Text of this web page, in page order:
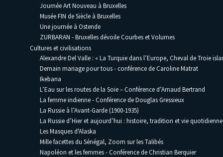
Journée Art Nouveau à Bruxelles
Musée FIN de Siècle à Bruxelles
Une journée à Ostende
ZURBARAN - Bruxelles dévoile Courbes et Volumes
Cultures et civilisations
Alexandre Del Valle : « La Turquie dans l’Europe, Cheval de Troie
Demain mariage pour tous - conférence de Caroline Matrat
Ikebana
L’Eau sur les routes de la Soie – Conférence d’Arnaud Bertrand
La femme indienne - Conférence de Douglas Gressieux
La Russie à l’Avant-Garde (1900-1935)
La Russie d’Hier et aujourd’hui : histoire, tradition et vie quotidienne
Les Masques d'Alaska
Mille facettes du Sénégal, Zoom sur les Talibés
Napoléon et les femmes - Conférence de Christian Berquier